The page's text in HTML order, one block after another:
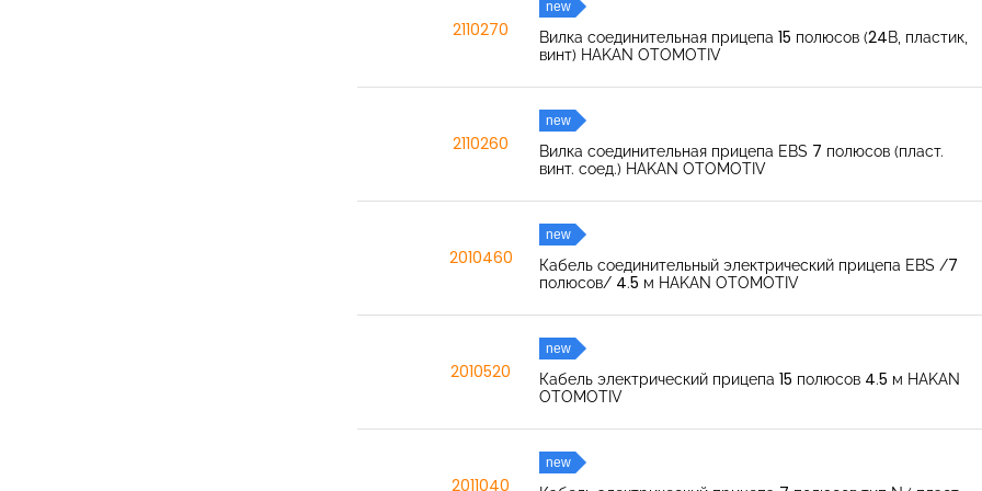
2110270
new
Вилка соединительная прицепа 15 полюсов (24В, пластик,
винт) HAKAN OTOMOTIV
2110260
new
Вилка соединительная прицепа EBS 7 полюсов (пласт.
винт. соед.) HAKAN OTOMOTIV
2010460
new
Кабель соединительный электрический прицепа EBS /7
полюсов/ 4.5 м HAKAN OTOMOTIV
2010520
new
Кабель электрический прицепа 15 полюсов 4.5 м HAKAN
OTOMOTIV
2011040
new